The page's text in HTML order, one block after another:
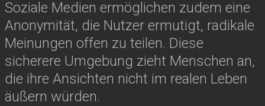
Soziale Medien ermöglichen zudem eine
Anonymität, die Nutzer ermutigt, radikale
Meinungen offen zu teilen. Diese
sicherere Umgebung zieht Menschen an,
die ihre Ansichten nicht im realen Leben
äußern würden.